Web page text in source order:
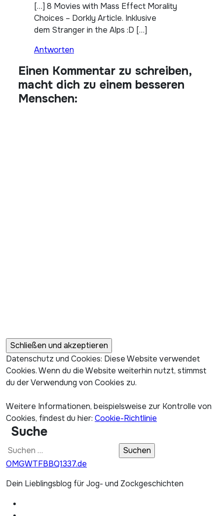
[…] 8 Movies with Mass Effect Morality
Choices – Dorkly Article. Inklusive
dem Stranger in the Alps :D […]
Antworten
Einen Kommentar zu schreiben,
macht dich zu einem besseren
Menschen:
Datenschutz und Cookies: Diese Website verwendet
Cookies. Wenn du die Website weiterhin nutzt, stimmst
du der Verwendung von Cookies zu.
Weitere Informationen, beispielsweise zur Kontrolle von
Cookies, findest du hier: Cookie-Richtlinie
Suche
Suchen
nach:
OMGWTFBBQ1337.de
Dein Lieblingsblog für Jog- und Zockgeschichten